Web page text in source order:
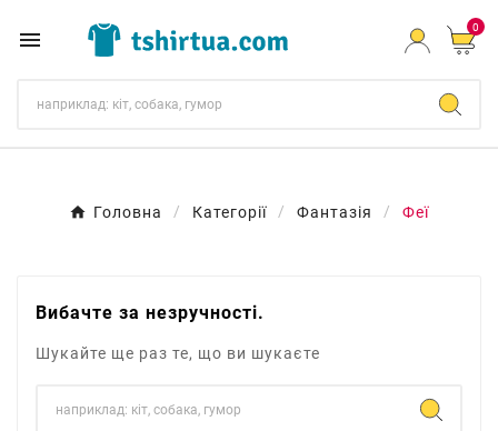
 0
Головна Категорії Фантазія Феї
Вибачте за незручності.
Шукайте ще раз те, що ви шукаєте